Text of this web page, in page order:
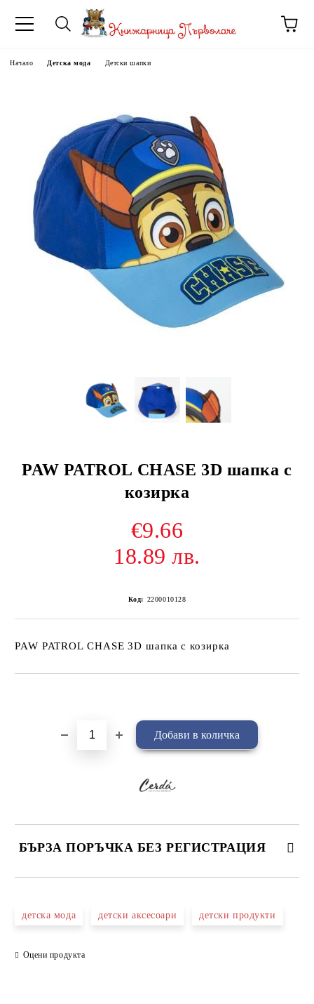
Начало Детска мода Детски шапки
PAW PATROL CHASE 3D шапка с
козирка
€9.66
18.89 лв.
Код: 2200010128
PAW PATROL CHASE 3D шапка с козирка
БЪРЗА ПОРЪЧКА БЕЗ РЕГИСТРАЦИЯ
детска мода детски аксесоари детски продукти
Оцени продукта